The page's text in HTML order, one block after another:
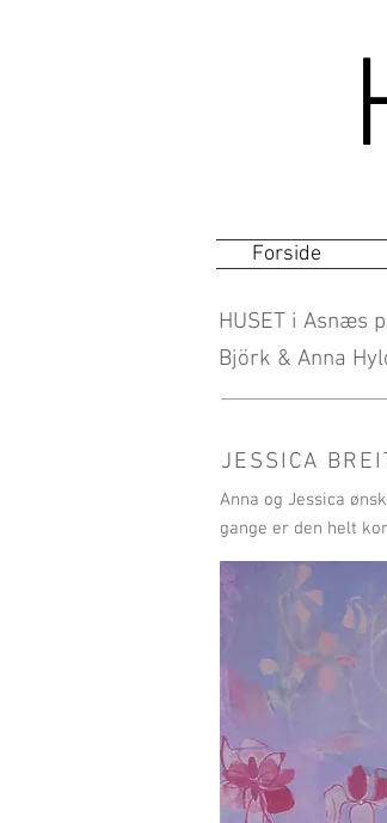
Forside
HUSET i Asnæs
Björk & Anna
JESSICA
Anna og Jessica
gange er den helt